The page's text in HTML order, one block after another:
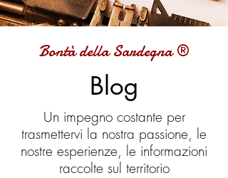
Bontà della Sardegna ®
Blog
Un impegno costante per
trasmettervi la nostra passione, le
nostre esperienze, le informazioni
raccolte sul territorio